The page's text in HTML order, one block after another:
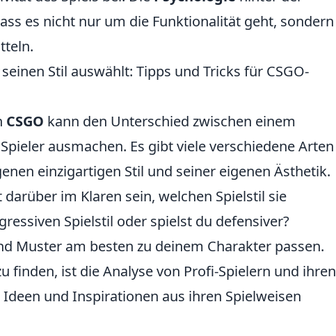
es nicht nur um die Funktionalität geht, sondern
Stil auswählt: Tipps und Tricks für CSGO-
CSGO kann den Unterschied zwischen einem
ausmachen. Es gibt viele verschiedene Arten
einzigartigen Stil und seiner eigenen Ästhetik.
im Klaren sein, welchen Spielstil sie
Spielstil oder spielst du defensiver?
Muster am besten zu deinem Charakter passen.
finden, ist die Analyse von Profi-Spielern und ihren
und Inspirationen aus ihren Spielweisen